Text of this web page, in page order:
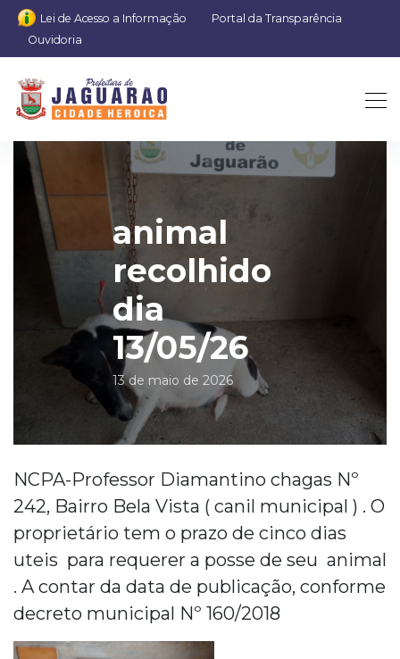
Lei de Acesso a Informação
Portal da Transparência
Ouvidoria
animal
recolhido
dia
13/05/26
13 de maio de 2026
NCPA-Professor Diamantino chagas Nº
242, Bairro Bela Vista ( canil municipal ) . O
proprietário tem o prazo de cinco dias
uteis para requerer a posse de seu animal
. A contar da data de publicação, conforme
decreto municipal Nº 160/2018